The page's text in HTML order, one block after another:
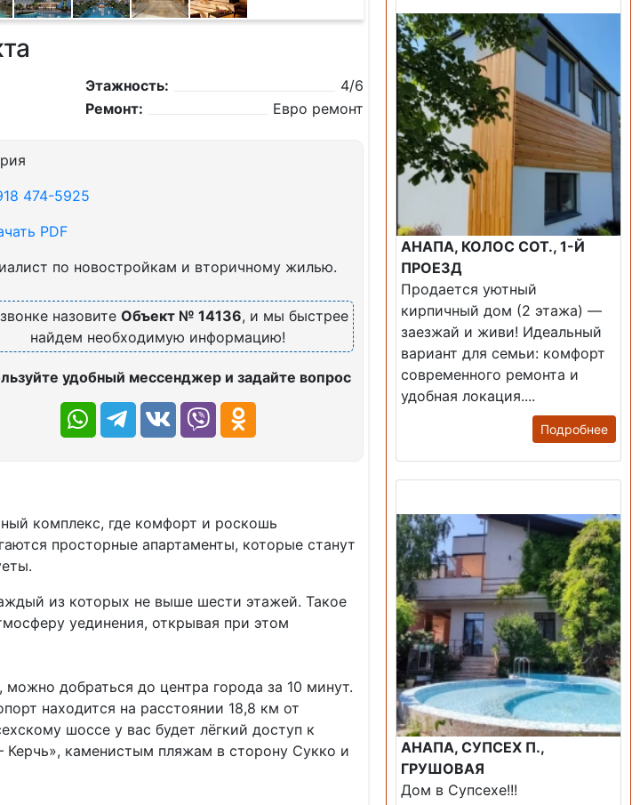
Этажность:
4/6
Ремонт:
Евро ремонт
474-5925
PDF
по новостройкам и вторичному жилью.
назовитеОбъект № 14136, и мы быстрее
найдем необходимую информацию!
удобный мессенджер и задайте вопрос
комплекс, где комфорт и роскошь
просторные апартаменты, которые станут
из которых не выше шести этажей. Такое
уединения, открывая при этом
добраться до центра города за 10 минут.
находится на расстоянии 18,8 км от
шоссе у вас будет лёгкий доступ к
каменистым пляжам в сторону Сукко и
АНАПА, КОЛОС СОТ., 1-Й
ПРОЕЗД
Продается уютный
кирпичный дом (2 этажа) —
заезжай и живи! ​Идеальный
вариант для семьи: комфорт
современного ремонта и
удобная локация....
Подробнее
АНАПА, СУПСЕХ П.,
ГРУШОВАЯ
Дом в Супсехе!!!